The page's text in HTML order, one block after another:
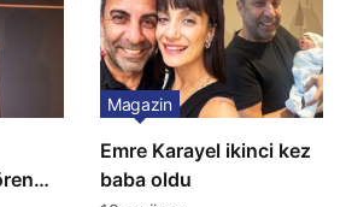
Emre Karayel ikinci kez
baba oldu
Magazin